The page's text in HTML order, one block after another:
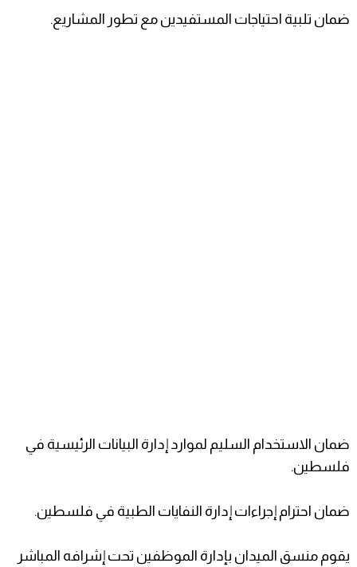
ضمان تلبية احتياجات المستفيدين مع تطور المشاريع.
ضمان الاستخدام السليم لموارد إدارة البيانات الرئيسية في
فلسطين.
ضمان احترام إجراءات إدارة النفايات الطبية في فلسطين.
يقوم منسق الميدان بإدارة الموظفين تحت إشرافه المباشر